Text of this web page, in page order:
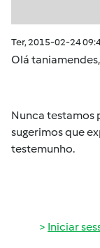
Ter, 2015-02-24
Olá taniamendes,
Nunca testamos
sugerimos que
testemunho.
Iniciar